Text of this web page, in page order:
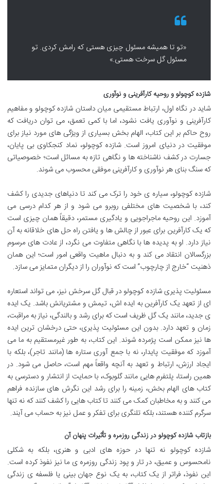
«تو تا همیشه مسئول چیزی هستی که رامش کردی. تو
مسئول گل سرخت هستی.»
شازده کوچولو و روحیه کارآفرینی و نوآوری
شاید در نگاه اول، ارتباط مستقیمی میان داستان شازده کوچولو و مفاهیم
کارآفرینی و نوآوری یافت نشود، اما با کمی تعمق، می توان دریافت که
روح حاکم بر این کتاب، الهام بخش بسیاری از ویژگی های مورد نیاز برای
موفقیت در دنیای امروز است. شازده کوچولو، نماد کنجکاوی بی پایان،
جسارت در کشف ناشناخته ها و نگاهی تازه به مسائل است؛ خصوصیاتی
که سنگ بنای هر نوآوری و کارآفرینی موفقی محسوب می شوند.
شازده کوچولو، سیاره ی خود را ترک می کند تا دنیاهای جدیدی را کشف
کند، با شخصیت های مختلفی روبرو می شود و از هر کدام درسی می
آموزد. این روحیه ماجراجویی و یادگیری مستمر، دقیقاً همان چیزی است
که یک کارآفرین برای عبور از چالش ها و یافتن راه حل های خلاقانه به آن
نیاز دارد. او به پدیده ها با نگاهی متفاوت می نگرد، از عادت های مرسوم
بزرگسالان انتقاد می کند و به دنبال ماهیت واقعی امور است؛ این همان
ذهنیت “خارج از چارچوب” است که نوآوران را از دیگران متمایز می سازد.
مسئولیت پذیری شازده کوچولو در قبال گل سرخش نیز، می تواند استعاره
ای از تعهد یک کارآفرین به ایده اش، تیمش و مشتریانش باشد. یک ایده
ی جدید، مانند یک گل ظریف است که برای رشد و بالندگی، نیاز به مراقبت،
زمان و تعهد دارد. بدون این مسئولیت پذیری، حتی درخشان ترین ایده
ها نیز ممکن است پژمرده شوند. این کتاب، به طور غیرمستقیم به ما می
آموزد که موفقیت پایدار، نه با جمع آوری ستاره ها (مانند تاجر)، بلکه با
ایجاد ارزش، ارتباط و تعهد به آنچه واقعاً مهم است، حاصل می شود. در
همین راستا، پلتفرم هایی مانند گلوبوک، با حمایت از انتشار و دسترسی به
کتاب های الهام بخش، زمینه را برای رشد این نگرش های سازنده فراهم
می کنند و به مخاطبان کمک می کنند تا کتاب هایی را کشف کنند که نه تنها
سرگرم کننده هستند، بلکه تلنگری برای تفکر و عمل نیز به حساب می آیند.
بازتاب شازده کوچولو در زندگی روزمره و تأثیرات پنهان آن
شازده کوچولو نه تنها در حوزه های ادبی و هنری، بلکه به شکلی
نامحسوس و عمیق، در تار و پود زندگی روزمره ی ما نیز نفوذ کرده است.
این نفوذ، فراتر از یک کتاب، به یک نوع جهان بینی یا فلسفه ی زندگی